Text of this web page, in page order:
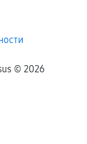
© 2026